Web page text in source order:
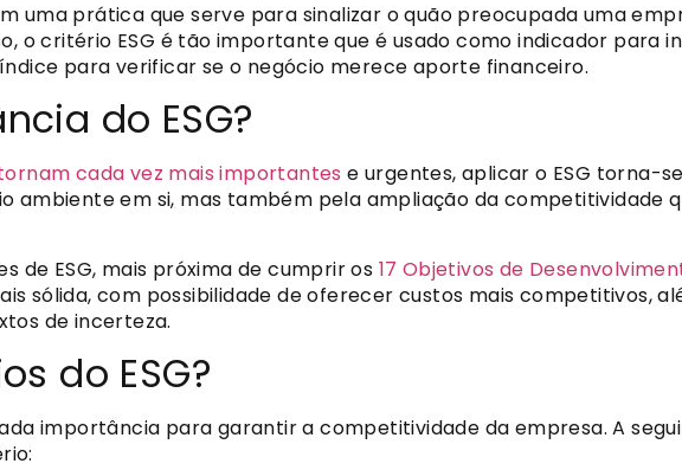
uma prática que serve para sinalizar o quão preocupada uma
o critério ESG é tão importante que é usado como indicador para
para verificar se o negócio merece aporte financeiro.
do ESG?
cada vez mais importantes e urgentes, aplicar o ESG torna-
ambiente em si, mas também pela ampliação da competitividade
de ESG, mais próxima de cumprir os 17 Objetivos de
sólida, com possibilidade de oferecer custos mais competitivos,
de incerteza.
do ESG?
importância para garantir a competitividade da empresa. A